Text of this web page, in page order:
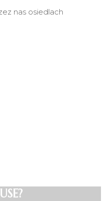
nas osiedlach